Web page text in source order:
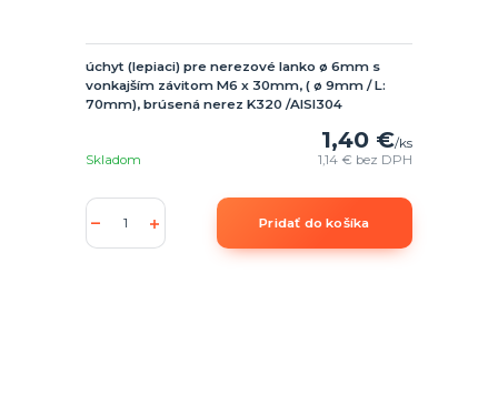
úchyt (lepiaci) pre nerezové lanko ø 6mm s
vonkajším závitom M6 x 30mm, ( ø 9mm / L:
70mm), brúsená nerez K320 /AISI304
1,40 €/ks
1,14 € bez DPH
Skladom
Pridať do košíka